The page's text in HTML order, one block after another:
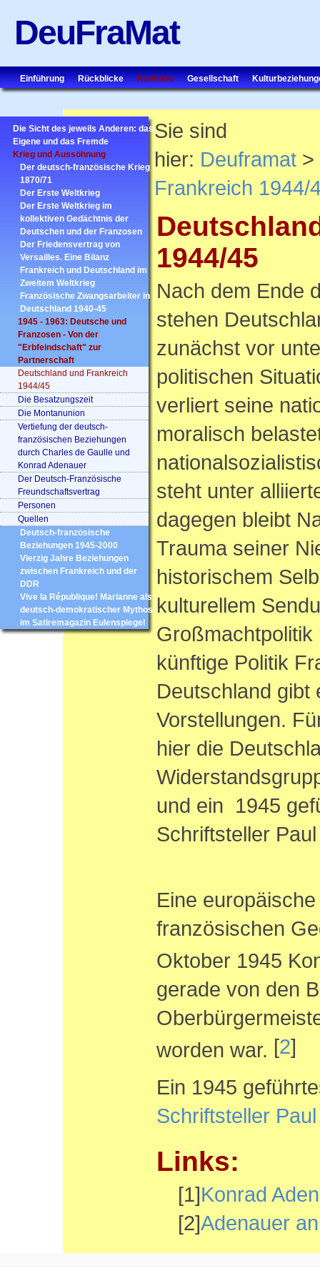
DeuFraMat
Einführung Rückblicke Konflikte Gesellschaft
Die Sicht des jeweils Anderen: das
Eigene und das Fremde
Krieg und Aussöhnung
Der deutsch-französische Krieg
1870/71
Der Erste Weltkrieg
Der Erste Weltkrieg im
kollektiven Gedächtnis der
Deutschen und der Franzosen
Der Friedensvertrag von
Versailles. Eine Bilanz
Frankreich und Deutschland im
Zweitem Weltkrieg
Französische Zwangsarbeiter in
Deutschland 1940-45
1945 - 1963: Deutsche und
Franzosen - Von der
"Erbfeindschaft" zur
Partnerschaft
Deutschland und Frankreich
1944/45
Die Besatzungszeit
Die Montanunion
Vertiefung der deutsch-
französischen Beziehungen
durch Charles de Gaulle und
Konrad Adenauer
Der Deutsch-Französische
Freundschaftsvertrag
Personen
Quellen
Deutsch-französische
Beziehungen 1945-2000
Vierzig Jahre Beziehungen
zwischen Frankreich und der
DDR
Vive la République! Marianne als
deutsch-demokratischer Mythos
im Satiremagazin Eulenspiegel
Sie sind
hier: Deuframat>
Frankreich 1944/
1944/45
Nach dem Ende
stehen
zunächst vor
politischen
verliert seine
moralisch
steht unter
dagegen bleibt
Trauma seiner
historischem
kulturellem
künftige Politik
Deutschland gibt
Vorstellungen.
hier die
und ein 1945
Schriftsteller
Eine
französischen
Oktober 1945
gerade von den
worden war. [2]
Ein 1945
Schriftsteller
Links:
[1]Konrad
[2]Adenauer